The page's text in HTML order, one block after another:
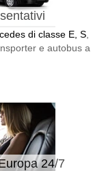
di classe E, S,
e autobus a
24/7